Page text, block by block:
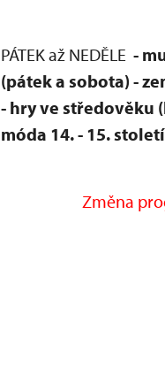
PÁTEK až NEDĚLE -
(pátek a sobota) -
- hry ve středověku
móda 14. - 15. století
Změna